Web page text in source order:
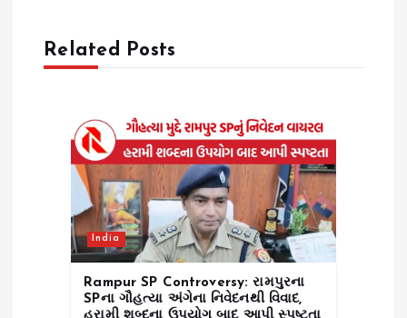
aRelated Posts
India
Rampur SP Controversy: રામપુરના
SPના ગૌહત્યા અંગેના નિવેદનથી વિવાદ,